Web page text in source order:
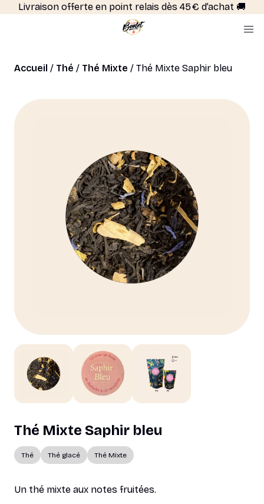
Livraison offerte en point relais dès 45 € d’achat 🚚
Accueil / Thé / Thé Mixte / Thé Mixte Saphir bleu
Thé Mixte Saphir bleu
Thé Thé glacé Thé Mixte
Un thé mixte aux notes fruitées.